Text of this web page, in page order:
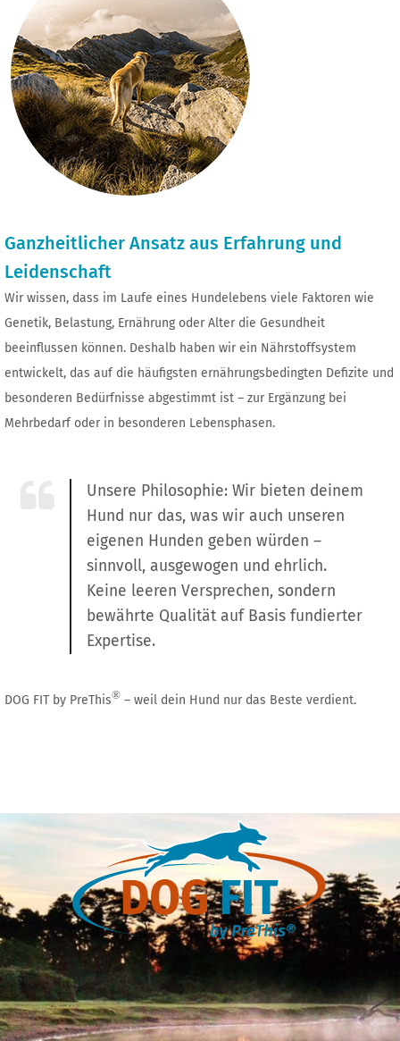
Ganzheitlicher Ansatz aus Erfahrung und
Leidenschaft
Wir wissen, dass im Laufe eines Hundelebens viele Faktoren wie
Genetik, Belastung, Ernährung oder Alter die Gesundheit
beeinflussen können. Deshalb haben wir ein Nährstoffsystem
entwickelt, das auf die häufigsten ernährungsbedingten Defizite und
besonderen Bedürfnisse abgestimmt ist – zur Ergänzung bei
Mehrbedarf oder in besonderen Lebensphasen.
Unsere Philosophie: Wir bieten deinem
Hund nur das, was wir auch unseren
eigenen Hunden geben würden –
sinnvoll, ausgewogen und ehrlich.
Keine leeren Versprechen, sondern
bewährte Qualität auf Basis fundierter
Expertise.
DOG FIT by PreThis®– weil dein Hund nur das Beste verdient.